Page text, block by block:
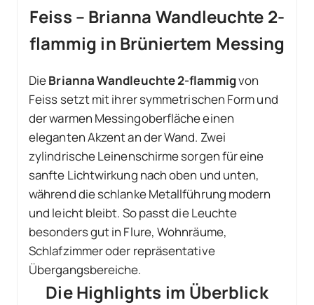
Feiss – Brianna Wandleuchte 2-
flammig in Brüniertem Messing
DieBrianna Wandleuchte 2-flammigvon
Feiss setzt mit ihrer symmetrischen Form und
der warmen Messingoberfläche einen
eleganten Akzent an der Wand. Zwei
zylindrische Leinenschirme sorgen für eine
sanfte Lichtwirkung nach oben und unten,
während die schlanke Metallführung modern
und leicht bleibt. So passt die Leuchte
besonders gut in Flure, Wohnräume,
Schlafzimmer oder repräsentative
Übergangsbereiche.
Die Highlights im Überblick